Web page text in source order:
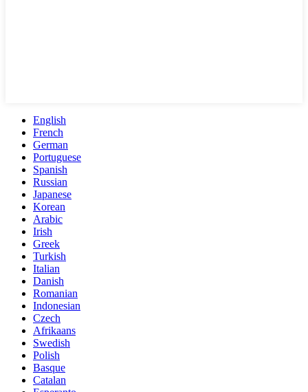
English
French
German
Portuguese
Spanish
Russian
Japanese
Korean
Arabic
Irish
Greek
Turkish
Italian
Danish
Romanian
Indonesian
Czech
Afrikaans
Swedish
Polish
Basque
Catalan